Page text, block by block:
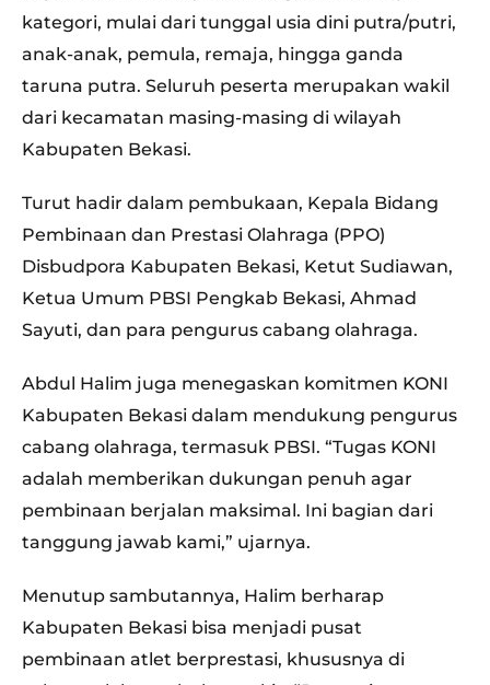
kategori, mulai dari tunggal usia dini putra/putri,
anak-anak, pemula, remaja, hingga ganda
taruna putra. Seluruh peserta merupakan wakil
dari kecamatan masing-masing di wilayah
Kabupaten Bekasi.
Turut hadir dalam pembukaan, Kepala Bidang
Pembinaan dan Prestasi Olahraga (PPO)
Disbudpora Kabupaten Bekasi, Ketut Sudiawan,
Ketua Umum PBSI Pengkab Bekasi, Ahmad
Sayuti, dan para pengurus cabang olahraga.
Abdul Halim juga menegaskan komitmen KONI
Kabupaten Bekasi dalam mendukung pengurus
cabang olahraga, termasuk PBSI. “Tugas KONI
adalah memberikan dukungan penuh agar
pembinaan berjalan maksimal. Ini bagian dari
tanggung jawab kami,” ujarnya.
Menutup sambutannya, Halim berharap
Kabupaten Bekasi bisa menjadi pusat
pembinaan atlet berprestasi, khususnya di